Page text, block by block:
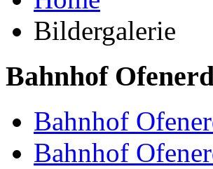
Bildergalerie
Bahnhof
Bahnhof
Bahnhof